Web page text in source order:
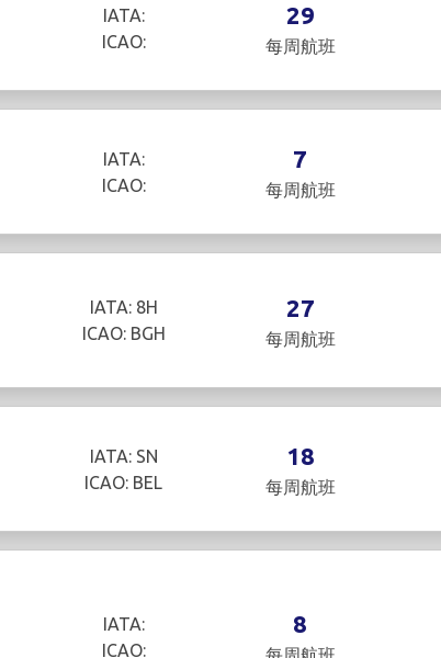
IATA:
ICAO:
29
每周航班
IATA:
ICAO:
7
每周航班
IATA: 8H
ICAO: BGH
27
每周航班
IATA: SN
ICAO: BEL
18
每周航班
IATA:
ICAO:
8